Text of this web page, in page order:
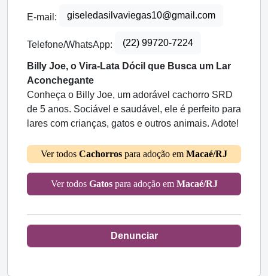
E-mail: giseledasilvaviegas10@gmail.com
Telefone/WhatsApp: (22) 99720-7224
Billy Joe, o Vira-Lata Dócil que Busca um Lar
Aconchegante
Conheça o Billy Joe, um adorável cachorro SRD
de 5 anos. Sociável e saudável, ele é perfeito para
lares com crianças, gatos e outros animais. Adote!
Ver todos Cachorros para adoção em Macaé/RJ
Ver todos Gatospara adoção em Macaé/RJ
Denunciar